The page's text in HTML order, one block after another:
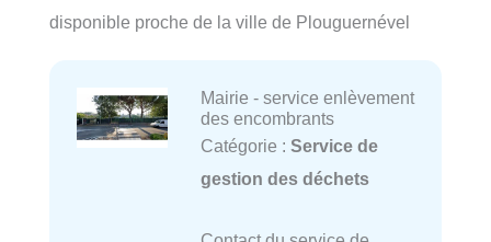
disponible proche de la ville de Plouguernével
Mairie - service enlèvement
des encombrants
Catégorie : Service de
gestion des déchets